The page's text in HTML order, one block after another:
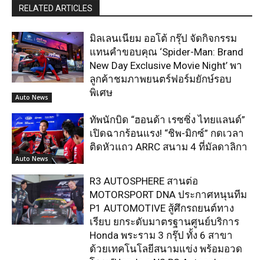
RELATED ARTICLES
Auto News
มิลเลนเนียม ออโต้ กรุ๊ป จัดกิจกรรม
แทนคำขอบคุณ ‘Spider-Man: Brand
New Day Exclusive Movie Night’ พา
ลูกค้าชมภาพยนตร์ฟอร์มยักษ์รอบ
พิเศษ
Auto News
ทัพนักบิด “ฮอนด้า เรซซิ่ง ไทยแลนด์”
เปิดฉากร้อนแรง! “ชิพ-มิกซ์” กดเวลา
ติดหัวแถว ARRC สนาม 4 ที่มัลดาลิกา
R3 AUTOSPHERE สานต่อ
MOTORSPORT DNA ประกาศหนุนทีม
P1 AUTOMOTIVE สู้ศึกรถยนต์ทาง
เรียบ ยกระดับมาตรฐานศูนย์บริการ
Honda พระราม 3 กรุ๊ป ทั้ง 6 สาขา
ด้วยเทคโนโลยีสนามแข่ง พร้อมอวด